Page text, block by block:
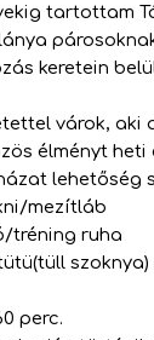
tartottam
keretein
várok, aki
élményt heti
lehetőség
mezítláb
tréning ruha
szoknya)
perc.